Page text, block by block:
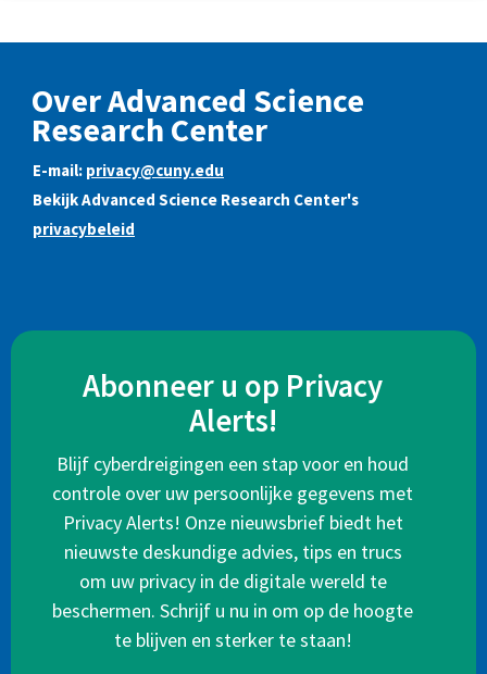
Over Advanced Science
Research Center
E-mail: privacy@cuny.edu
Bekijk Advanced Science Research Center's
privacybeleid
Abonneer u op Privacy
Alerts!
Blijf cyberdreigingen een stap voor en houd
controle over uw persoonlijke gegevens met
Privacy Alerts! Onze nieuwsbrief biedt het
nieuwste deskundige advies, tips en trucs
om uw privacy in de digitale wereld te
beschermen. Schrijf u nu in om op de hoogte
te blijven en sterker te staan!